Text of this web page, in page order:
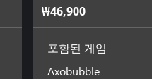
₩46,900
포함된 게임
Axobubble